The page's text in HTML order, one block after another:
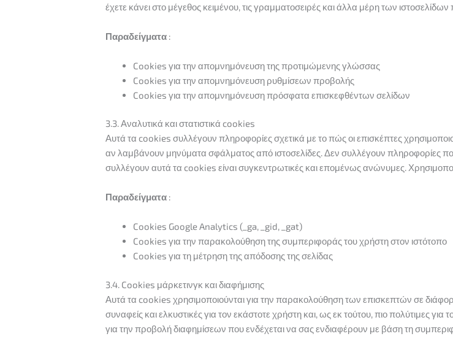
έχετε κάνει στο μέγεθος κειμένου, τις γραμματοσειρές και άλλα μέρη των
Παραδείγματα :
Cookies για την απομνημόνευση της προτιμώμενης γλώσσας
Cookies για την απομνημόνευση ρυθμίσεων προβολής
Cookies για την απομνημόνευση πρόσφατα επισκεφθέντων σελίδων
3.3. Αναλυτικά και στατιστικά cookies
Αυτά τα cookies συλλέγουν πληροφορίες σχετικά με το πώς οι επισκέπτες
αν λαμβάνουν μηνύματα σφάλματος από ιστοσελίδες. Δεν συλλέγουν πληροφορίες
συλλέγουν αυτά τα cookies είναι συγκεντρωτικές και επομένως ανώνυμες.
Παραδείγματα :
Cookies Google Analytics (_ga, _gid, _gat)
Cookies για την παρακολούθηση της συμπεριφοράς του χρήστη στον ιστότοπο
Cookies για τη μέτρηση της απόδοσης της σελίδας
3.4. Cookies μάρκετινγκ και διαφήμισης
Αυτά τα cookies χρησιμοποιούνται για την παρακολούθηση των επισκεπτών σε
συναφείς και ελκυστικές για τον εκάστοτε χρήστη και, ως εκ τούτου, πιο πολύτιμες
για την προβολή διαφημίσεων που ενδέχεται να σας ενδιαφέρουν με βάση τη